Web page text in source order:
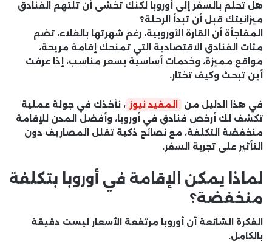
هل تحلم بالسفر إلى أوروبا لكنك تخشى أن تلتهم الفنادق
ميزانيتك قبل أن تبدأ الرحلة؟
المفاجأة أن القارة الأوروبية، رغم شهرتها بالغلاء، تضم
مئات الفنادق الاقتصادية التي تمنحك إقامة مريحة،
مواقع مميزة، وخدمات أساسية بسعر مناسب، إذا عرفت
أين تبحث وكيف تختار.
في هذا الدليل من المفيد نيوز ، نأخذك في جولة عملية
تكشف لك أرخص فنادق في أوروبا، وأفضل المدن للإقامة
منخفضة التكلفة، مع نصائح ذكية تقلل المصاريف دون
التأثير على تجربة السفر.
لماذا يمكن الإقامة في أوروبا بتكلفة
منخفضة؟
الفكرة الشائعة أن أوروبا مرتفعة الأسعار ليست دقيقة
بالكامل.